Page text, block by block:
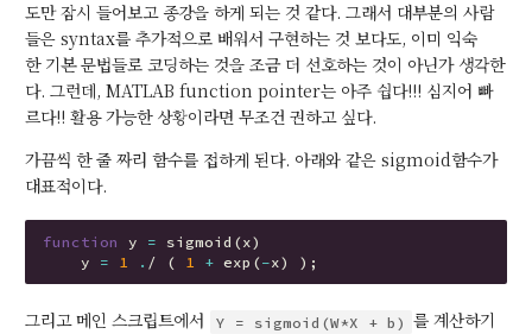
도만 잠시 들어보고 종강을 하게 되는 것 같다. 그래서 대부분의 사람
들은 syntax를 추가적으로 배워서 구현하는 것 보다도, 이미 익숙
한 기본 문법들로 코딩하는 것을 조금 더 선호하는 것이 아닌가 생각한
다. 그런데, MATLAB function pointer는 아주 쉽다!!! 심지어 빠
르다!! 활용 가능한 상황이라면 무조건 권하고 싶다.
가끔씩 한 줄 짜리 함수를 접하게 된다. 아래와 같은 sigmoid함수가
대표적이다.
function y = sigmoid (x)
y
= 1 . / ( 1 + exp (-x) );
그리고 메인 스크립트에서 Y = sigmoid(W*X + b)
를 계산하기